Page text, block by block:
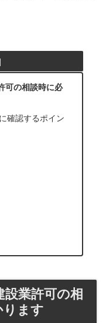
可の相談時に必
確認するポイン
業許可の相
ります